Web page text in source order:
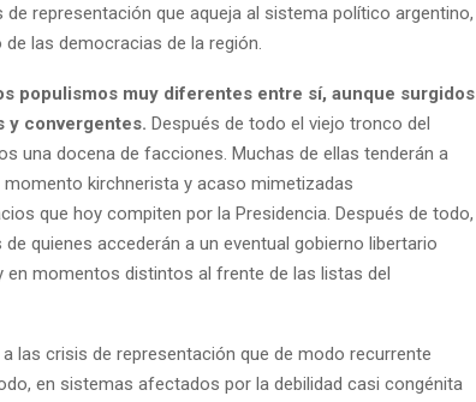
representación que aqueja al sistema político argentino,
las democracias de la región.
populismos muy diferentes entre sí, aunque surgidos
y convergentes. Después de todo el viejo tronco del
una docena de facciones. Muchas de ellas tenderán a
kirchnerista y acaso mimetizadas
que hoy compiten por la Presidencia. Después de todo,
quienes accederán a un eventual gobierno libertario
momentos distintos al frente de las listas del
las crisis de representación que de modo recurrente
en sistemas afectados por la debilidad casi congénita